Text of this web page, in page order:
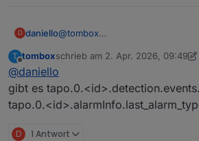
D daniello@tombox
ein true, wenn eine person
Bewegungsalarm und
Aktive/Inaktive ist klar .. aber
auf die Funktion.
T
Offline
tomboxschrieb am 2. Apr. 2026, 09:49
zuletzt editiert von tombox4.
@daniello
gibt es
D 1 Antwort